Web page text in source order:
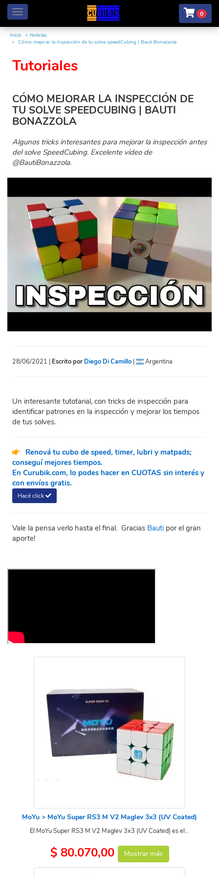
Menú 0
Inicio
Noticias
Cómo mejorar la inspección de tu solve speedCubing | Bauti Bonazzola
Tutoriales
CÓMO MEJORAR LA INSPECCIÓN DE
TU SOLVE SPEEDCUBING | BAUTI
BONAZZOLA
Algunos tricks interesantes para mejorar la inspección antes
del solve SpeedCubing. Excelente video de
@BautiBonazzola.
28/06/2021 | Escrito por Diego Di Camillo | Argentina
Un interesante tutotarial, con tricks de inspección para
identificar patrones en la inspección y mejorar los tiempos
de tus solves.
Renová tu cubo de speed, timer, lubri y matpads;
conseguí mejores tiempos.
En Curubik.com, lo podes hacer en CUOTAS sin interés y
con envíos gratis.
Hacé click
Vale la pensa verlo hasta el final. Gracias Bauti por el gran
aporte!
MoYu > MoYu Super RS3 M V2 Maglev 3x3 (UV Coated)
El MoYu Super RS3 M V2 Maglev 3x3 (UV Coated) es el...
$ 80.070,00 Mostrar más